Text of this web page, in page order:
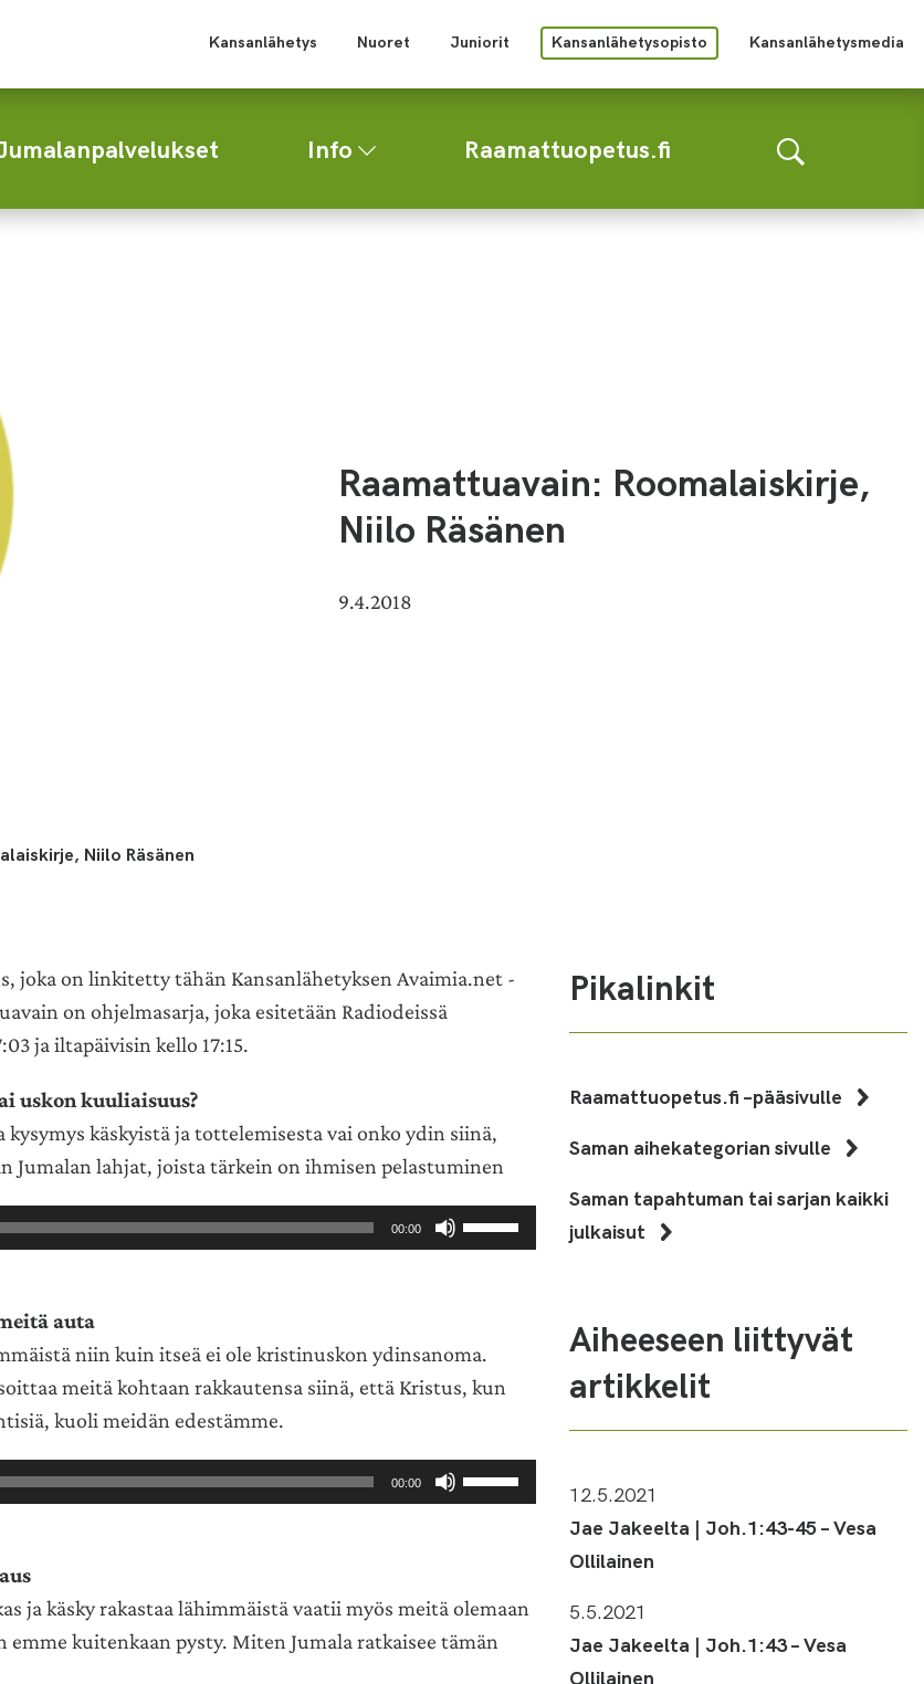
Kansanlähetys Nuoret Juniorit Kansanlähetysopisto Kansanlähetysmedia
Info Raamattuopetus.fi
Raamattuavain: Roomalaiskirje,
Niilo Räsänen
9.4.2018
Niilo Räsänen
joka on linkitetty tähän Kansanlähetyksen Avaimia.net -
on ohjelmasarja, joka esitetään Radiodeissä
ja iltapäivisin kello 17:15.
uskon kuuliaisuus?
kysymys käskyistä ja tottelemisesta vai onko ydin siinä,
Jumalan lahjat, joista tärkein on ihmisen pelastuminen
00:00
äänenvoimakkuutta
suuremmaksi
ja
pienemmäksi.
auta
niin kuin itseä ei ole kristinuskon ydinsanoma.
meitä kohtaan rakkautensa siinä, että Kristus, kun
kuoli meidän edestämme.
00:00
äänenvoimakkuutta
ja käsky rakastaa lähimmäistä vaatii myös meitä olemaan
emme kuitenkaan pysty. Miten Jumala ratkaisee tämän
Pikalinkit
Raamattuopetus.fi –pääsivulle
Saman aihekategorian sivulle
Saman tapahtuman tai sarjan kaikki
julkaisut
Aiheeseen liittyvät
artikkelit
12.5.2021
Jae Jakeelta | Joh.1:43-45 – Vesa
Ollilainen
5.5.2021
Jae Jakeelta | Joh.1:43 – Vesa
Ollilainen